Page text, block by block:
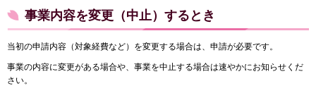
事業内容を変更（中止）するとき
当初の申請内容（対象経費など）を変更する場合は、申請が必要です。
事業の内容に変更がある場合や、事業を中止する場合は速やかにお知らせくだ
さい。